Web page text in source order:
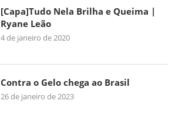
[Capa]Tudo Nela Brilha e Queima |
Ryane Leão
4 de janeiro de 2020
Contra o Gelo chega ao Brasil
26 de janeiro de 2023